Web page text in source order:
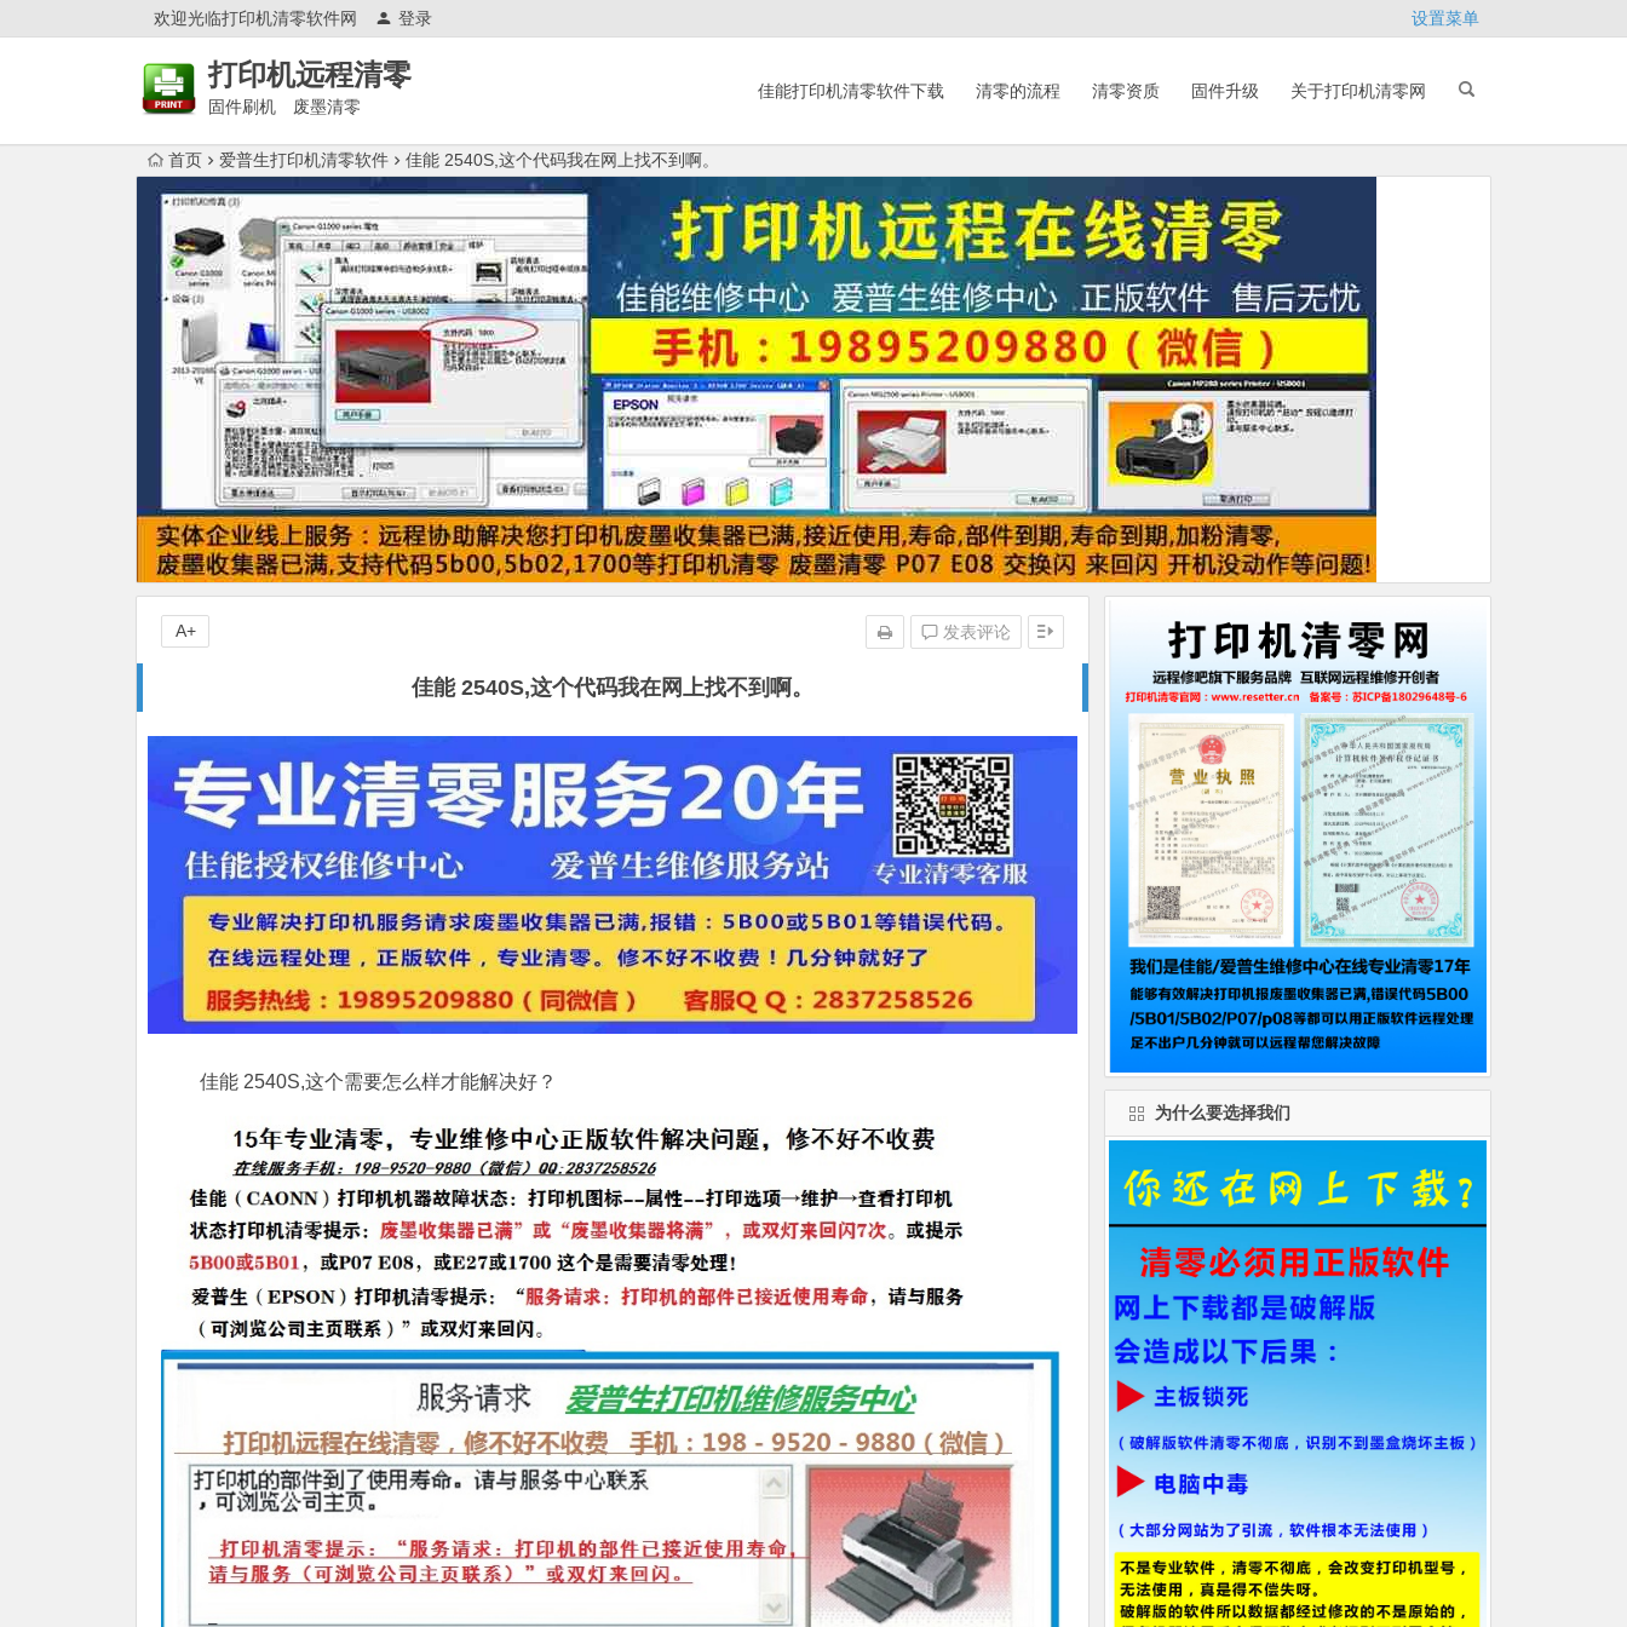
欢迎光临打印机清零软件网 登录 设置菜单
打印机远程清零
固件刷机 废墨清零
佳能打印机清零软件下载 清零的流程 清零资质 固件升级 关于打印机清零网
首页 爱普生打印机清零软件 佳能 2540S,这个代码我在网上找不到啊。
佳能 2540S,这个代码我在网上找不到啊。
发表评论
A+
佳能 2540S,这个需要怎么样才能解决好？
为什么要选择我们